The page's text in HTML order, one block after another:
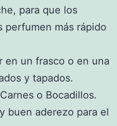
para que los
perfumen más rápido
en un frasco o en una
y tapados.
o Bocadillos.
buen aderezo para el